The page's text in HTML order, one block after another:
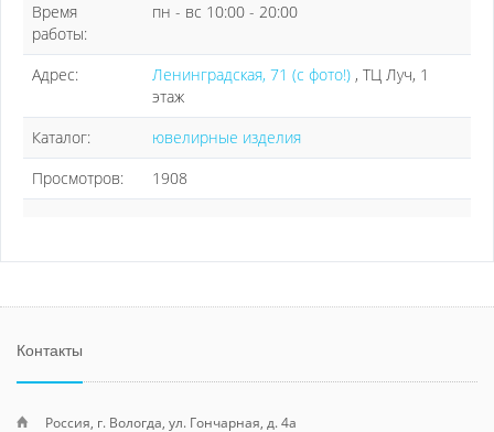
Время
работы:
пн - вс 10:00 - 20:00
Адрес: Ленинградская, 71 (с фото!) , ТЦ Луч, 1
этаж
Каталог:
ювелирные изделия
Просмотров:
1908
Контакты
Россия, г. Вологда, ул. Гончарная, д. 4а